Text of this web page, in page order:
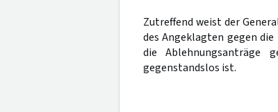
Zutreffend weist der
des Angeklagten gegen die
die Ablehnungsanträge
gegenstandslos ist.